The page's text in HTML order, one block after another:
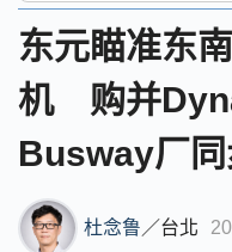
东元瞄准东
机 购并
Busway厂
杜念鲁 ／台北